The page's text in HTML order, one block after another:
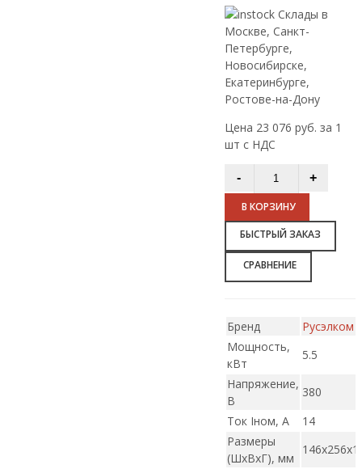
Склады в
Москве, Санкт-
Петербурге,
Новосибирске,
Екатеринбурге,
Ростове-на-Дону
Цена 23 076 руб. за 1
шт с НДС
В КОРЗИНУ
БЫСТРЫЙ ЗАКАЗ
СРАВНЕНИЕ
Бренд
Русэлком
Мощность,
кВт
5.5
Напряжение,
В
380
Ток Iном, А
14
Размеры
(ШxВxГ), мм